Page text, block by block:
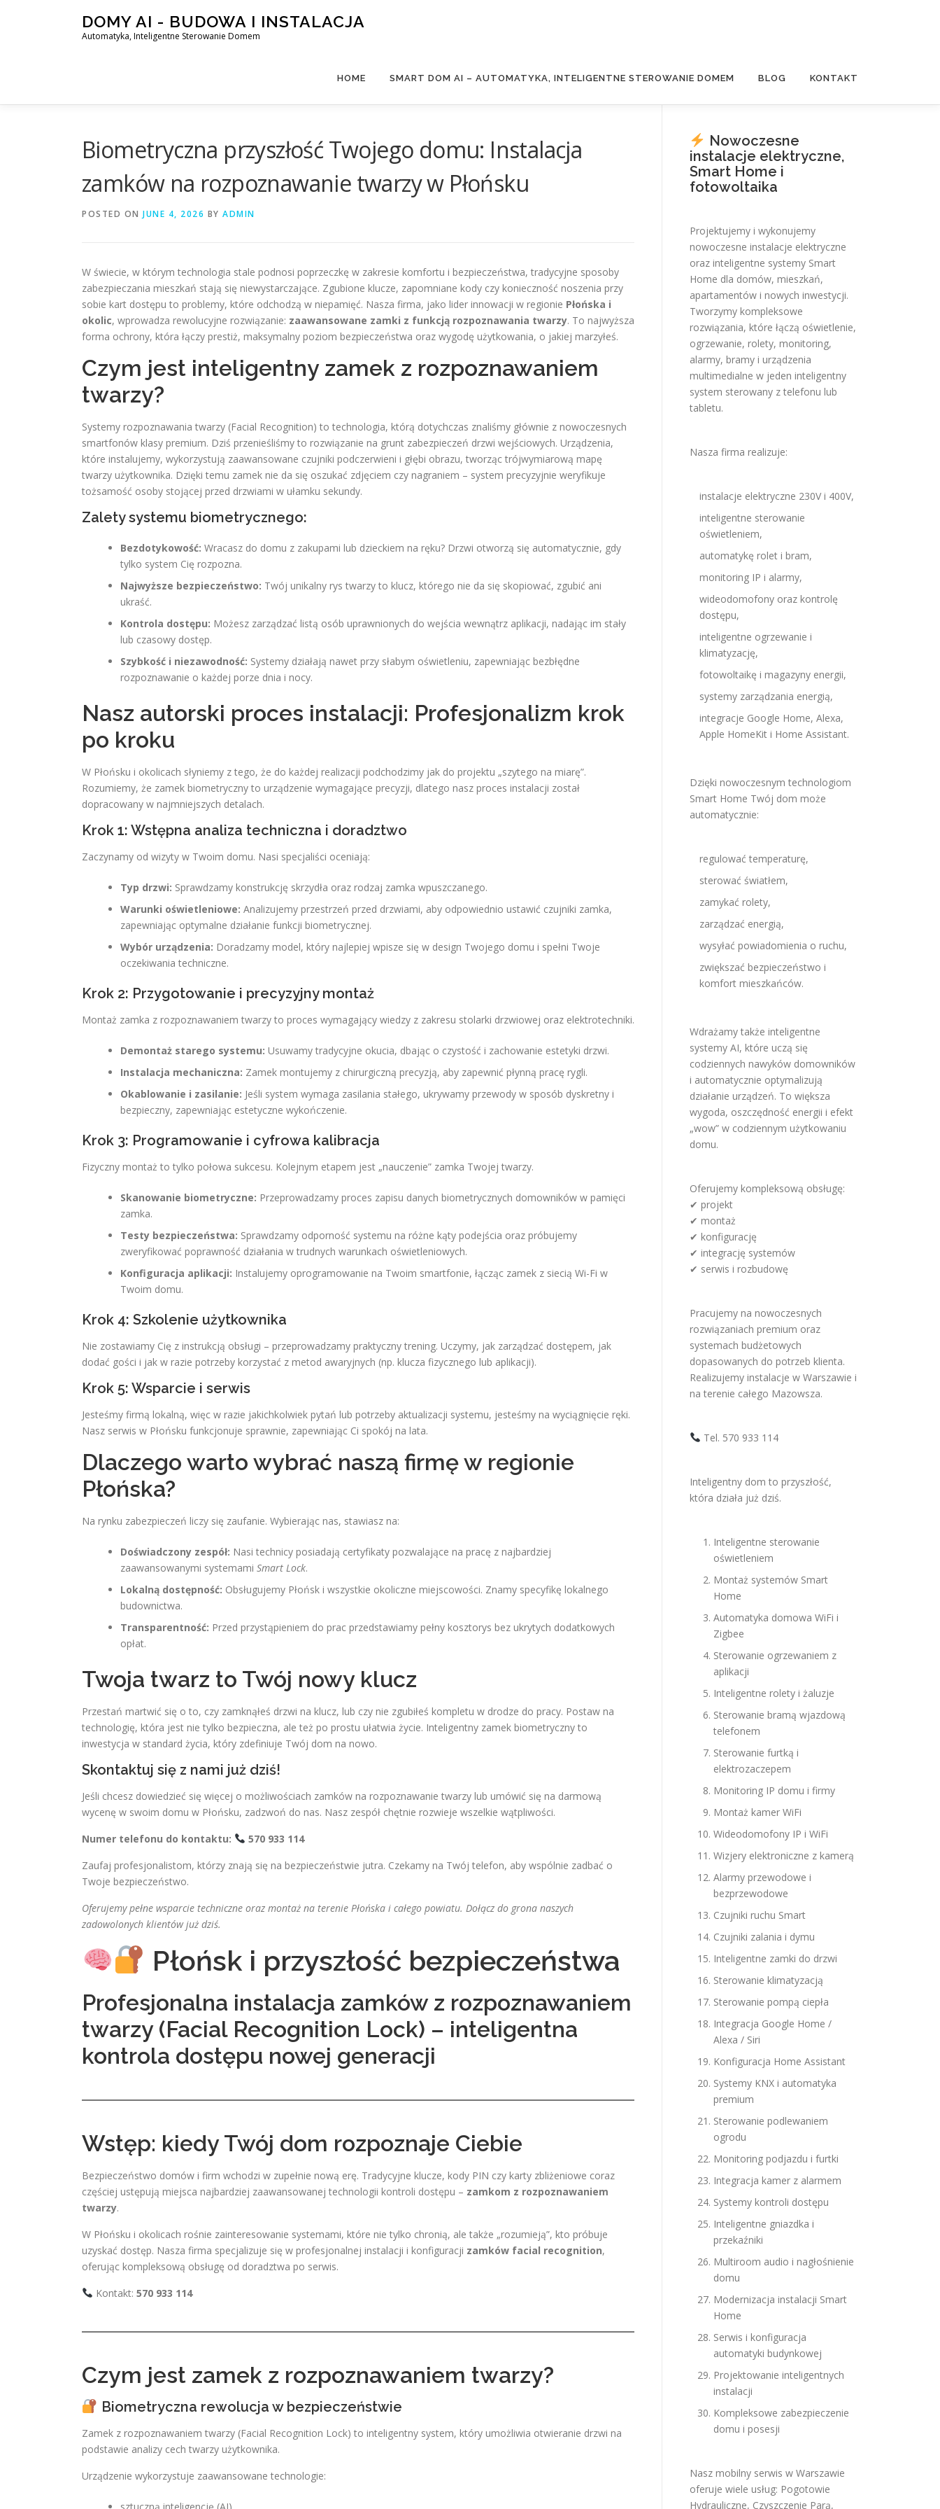
DOMY AI - BUDOWA I INSTALACJA
Automatyka, Inteligentne Sterowanie Domem
HOME SMART DOM AI – AUTOMATYKA, INTELIGENTNE STEROWANIE DOMEM BLOG KONTAKT
Biometryczna przyszłość Twojego domu: Instalacja
zamków na rozpoznawanie twarzy w Płońsku
POSTED ON JUNE 4, 2026 BY ADMIN
W świecie, w którym technologia stale podnosi poprzeczkę w zakresie komfortu i bezpieczeństwa, tradycyjne sposoby
zabezpieczania mieszkań stają się niewystarczające. Zgubione klucze, zapomniane kody czy konieczność noszenia przy
sobie kart dostępu to problemy, które odchodzą w niepamięć. Nasza firma, jako lider innowacji w regionie Płońska i
okolic, wprowadza rewolucyjne rozwiązanie: zaawansowane zamki z funkcją rozpoznawania twarzy. To najwyższa
forma ochrony, która łączy prestiż, maksymalny poziom bezpieczeństwa oraz wygodę użytkowania, o jakiej marzyłeś.
Czym jest inteligentny zamek z rozpoznawaniem
twarzy?
Systemy rozpoznawania twarzy (Facial Recognition) to technologia, którą dotychczas znaliśmy głównie z nowoczesnych
smartfonów klasy premium. Dziś przenieśliśmy to rozwiązanie na grunt zabezpieczeń drzwi wejściowych. Urządzenia,
które instalujemy, wykorzystują zaawansowane czujniki podczerwieni i głębi obrazu, tworząc trójwymiarową mapę
twarzy użytkownika. Dzięki temu zamek nie da się oszukać zdjęciem czy nagraniem – system precyzyjnie weryfikuje
tożsamość osoby stojącej przed drzwiami w ułamku sekundy.
Zalety systemu biometrycznego:
Bezdotykowość: Wracasz do domu z zakupami lub dzieckiem na ręku? Drzwi otworzą się automatycznie, gdy
tylko system Cię rozpozna.
Najwyższe bezpieczeństwo: Twój unikalny rys twarzy to klucz, którego nie da się skopiować, zgubić ani
ukraść.
Kontrola dostępu: Możesz zarządzać listą osób uprawnionych do wejścia wewnątrz aplikacji, nadając im stały
lub czasowy dostęp.
Szybkość i niezawodność: Systemy działają nawet przy słabym oświetleniu, zapewniając bezbłędne
rozpoznawanie o każdej porze dnia i nocy.
Nasz autorski proces instalacji: Profesjonalizm krok
po kroku
W Płońsku i okolicach słyniemy z tego, że do każdej realizacji podchodzimy jak do projektu „szytego na miarę”.
Rozumiemy, że zamek biometryczny to urządzenie wymagające precyzji, dlatego nasz proces instalacji został
dopracowany w najmniejszych detalach.
Krok 1: Wstępna analiza techniczna i doradztwo
Zaczynamy od wizyty w Twoim domu. Nasi specjaliści oceniają:
Typ drzwi: Sprawdzamy konstrukcję skrzydła oraz rodzaj zamka wpuszczanego.
Warunki oświetleniowe: Analizujemy przestrzeń przed drzwiami, aby odpowiednio ustawić czujniki zamka,
zapewniając optymalne działanie funkcji biometrycznej.
Wybór urządzenia: Doradzamy model, który najlepiej wpisze się w design Twojego domu i spełni Twoje
oczekiwania techniczne.
Krok 2: Przygotowanie i precyzyjny montaż
Montaż zamka z rozpoznawaniem twarzy to proces wymagający wiedzy z zakresu stolarki drzwiowej oraz elektrotechniki.
Demontaż starego systemu: Usuwamy tradycyjne okucia, dbając o czystość i zachowanie estetyki drzwi.
Instalacja mechaniczna: Zamek montujemy z chirurgiczną precyzją, aby zapewnić płynną pracę rygli.
Okablowanie i zasilanie: Jeśli system wymaga zasilania stałego, ukrywamy przewody w sposób dyskretny i
bezpieczny, zapewniając estetyczne wykończenie.
Krok 3: Programowanie i cyfrowa kalibracja
Fizyczny montaż to tylko połowa sukcesu. Kolejnym etapem jest „nauczenie” zamka Twojej twarzy.
Skanowanie biometryczne: Przeprowadzamy proces zapisu danych biometrycznych domowników w pamięci
zamka.
Testy bezpieczeństwa: Sprawdzamy odporność systemu na różne kąty podejścia oraz próbujemy
zweryfikować poprawność działania w trudnych warunkach oświetleniowych.
Konfiguracja aplikacji: Instalujemy oprogramowanie na Twoim smartfonie, łącząc zamek z siecią Wi-Fi w
Twoim domu.
Krok 4: Szkolenie użytkownika
Nie zostawiamy Cię z instrukcją obsługi – przeprowadzamy praktyczny trening. Uczymy, jak zarządzać dostępem, jak
dodać gości i jak w razie potrzeby korzystać z metod awaryjnych (np. klucza fizycznego lub aplikacji).
Krok 5: Wsparcie i serwis
Jesteśmy firmą lokalną, więc w razie jakichkolwiek pytań lub potrzeby aktualizacji systemu, jesteśmy na wyciągnięcie ręki.
Nasz serwis w Płońsku funkcjonuje sprawnie, zapewniając Ci spokój na lata.
Dlaczego warto wybrać naszą firmę w regionie
Płońska?
Na rynku zabezpieczeń liczy się zaufanie. Wybierając nas, stawiasz na:
Doświadczony zespół: Nasi technicy posiadają certyfikaty pozwalające na pracę z najbardziej
zaawansowanymi systemami Smart Lock.
Lokalną dostępność: Obsługujemy Płońsk i wszystkie okoliczne miejscowości. Znamy specyfikę lokalnego
budownictwa.
Transparentność: Przed przystąpieniem do prac przedstawiamy pełny kosztorys bez ukrytych dodatkowych
opłat.
Twoja twarz to Twój nowy klucz
Przestań martwić się o to, czy zamknąłeś drzwi na klucz, lub czy nie zgubiłeś kompletu w drodze do pracy. Postaw na
technologię, która jest nie tylko bezpieczna, ale też po prostu ułatwia życie. Inteligentny zamek biometryczny to
inwestycja w standard życia, który zdefiniuje Twój dom na nowo.
Skontaktuj się z nami już dziś!
Jeśli chcesz dowiedzieć się więcej o możliwościach zamków na rozpoznawanie twarzy lub umówić się na darmową
wycenę w swoim domu w Płońsku, zadzwoń do nas. Nasz zespół chętnie rozwieje wszelkie wątpliwości.
Numer telefonu do kontaktu:
570 933 114
Zaufaj profesjonalistom, którzy znają się na bezpieczeństwie jutra. Czekamy na Twój telefon, aby wspólnie zadbać o
Twoje bezpieczeństwo.
Oferujemy pełne wsparcie techniczne oraz montaż na terenie Płońska i całego powiatu. Dołącz do grona naszych
zadowolonych klientów już dziś.
Płońsk i przyszłość bezpieczeństwa
Profesjonalna instalacja zamków z rozpoznawaniem
twarzy (Facial Recognition Lock) – inteligentna
kontrola dostępu nowej generacji
Wstęp: kiedy Twój dom rozpoznaje Ciebie
Bezpieczeństwo domów i firm wchodzi w zupełnie nową erę. Tradycyjne klucze, kody PIN czy karty zbliżeniowe coraz
częściej ustępują miejsca najbardziej zaawansowanej technologii kontroli dostępu – zamkom z rozpoznawaniem
twarzy.
W Płońsku i okolicach rośnie zainteresowanie systemami, które nie tylko chronią, ale także „rozumieją”, kto próbuje
uzyskać dostęp. Nasza firma specjalizuje się w profesjonalnej instalacji i konfiguracji zamków facial recognition,
oferując kompleksową obsługę od doradztwa po serwis.
Kontakt: 570 933 114
Czym jest zamek z rozpoznawaniem twarzy?
Biometryczna rewolucja w bezpieczeństwie
Zamek z rozpoznawaniem twarzy (Facial Recognition Lock) to inteligentny system, który umożliwia otwieranie drzwi na
podstawie analizy cech twarzy użytkownika.
Urządzenie wykorzystuje zaawansowane technologie:
Nowoczesne
instalacje elektryczne,
Smart Home i
fotowoltaika
Projektujemy i wykonujemy
nowoczesne instalacje elektryczne
oraz inteligentne systemy Smart
Home dla domów, mieszkań,
apartamentów i nowych inwestycji.
Tworzymy kompleksowe
rozwiązania, które łączą oświetlenie,
ogrzewanie, rolety, monitoring,
alarmy, bramy i urządzenia
multimedialne w jeden inteligentny
system sterowany z telefonu lub
tabletu.
Nasza firma realizuje:
instalacje elektryczne 230V i 400V,
inteligentne sterowanie
oświetleniem,
automatykę rolet i bram,
monitoring IP i alarmy,
wideodomofony oraz kontrolę
dostępu,
inteligentne ogrzewanie i
klimatyzację,
fotowoltaikę i magazyny energii,
systemy zarządzania energią,
integracje Google Home, Alexa,
Apple HomeKit i Home Assistant.
Dzięki nowoczesnym technologiom
Smart Home Twój dom może
automatycznie:
regulować temperaturę,
sterować światłem,
zamykać rolety,
zarządzać energią,
wysyłać powiadomienia o ruchu,
zwiększać bezpieczeństwo i
komfort mieszkańców.
Wdrażamy także inteligentne
systemy AI, które uczą się
codziennych nawyków domowników
i automatycznie optymalizują
działanie urządzeń. To większa
wygoda, oszczędność energii i efekt
„wow” w codziennym użytkowaniu
domu.
Oferujemy kompleksową obsługę:
✔ projekt
✔ montaż
✔ konfigurację
✔ integrację systemów
✔ serwis i rozbudowę
Pracujemy na nowoczesnych
rozwiązaniach premium oraz
systemach budżetowych
dopasowanych do potrzeb klienta.
Realizujemy instalacje w Warszawie i
na terenie całego Mazowsza.
Tel. 570 933 114
Inteligentny dom to przyszłość,
która działa już dziś.
Inteligentne sterowanie
oświetleniem
Montaż systemów Smart
Home
Automatyka domowa WiFi i
Zigbee
Sterowanie ogrzewaniem z
aplikacji
Inteligentne rolety i żaluzje
Sterowanie bramą wjazdową
telefonem
Sterowanie furtką i
elektrozaczepem
Monitoring IP domu i firmy
Montaż kamer WiFi
Wideodomofony IP i WiFi
Wizjery elektroniczne z kamerą
Alarmy przewodowe i
bezprzewodowe
Czujniki ruchu Smart
Czujniki zalania i dymu
Inteligentne zamki do drzwi
Sterowanie klimatyzacją
Sterowanie pompą ciepła
Integracja Google Home /
Alexa / Siri
Konfiguracja Home Assistant
Systemy KNX i automatyka
premium
Sterowanie podlewaniem
ogrodu
Monitoring podjazdu i furtki
Integracja kamer z alarmem
Systemy kontroli dostępu
Inteligentne gniazdka i
przekaźniki
Multiroom audio i nagłośnienie
domu
Modernizacja instalacji Smart
Home
Serwis i konfiguracja
automatyki budynkowej
Projektowanie inteligentnych
instalacji
Kompleksowe zabezpieczenie
domu i posesji
Nasz mobilny serwis w Warszawie
oferuje wiele usług: Pogotowie
Hydrauliczne, Czyszczenie Parą,